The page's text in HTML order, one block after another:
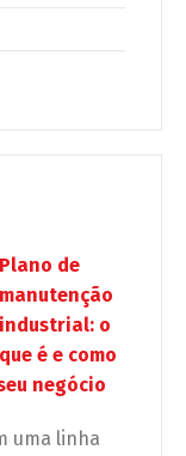
Plano de
manutenção
industrial: o
que é e como
negócio
uma linha